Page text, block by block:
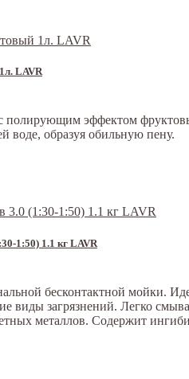
LAVR
эффектом
воде, образуя обильную пену.
1:50) 1.1 кг LAVR
бесконтактной мойки.
виды загрязнений. Легко
металлов. Содержит